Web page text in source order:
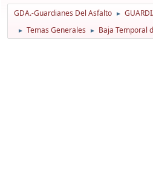
GDA.-Guardianes Del Asfalto ►
► Temas Generales ► Baja Temporal